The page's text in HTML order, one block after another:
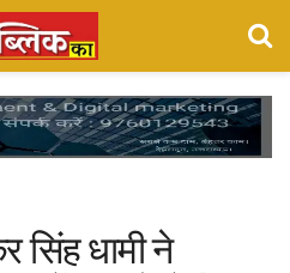
सिंह धामी ने